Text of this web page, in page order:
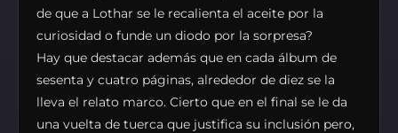
de que a Lothar se le recalienta el aceite por la
curiosidad o funde un diodo por la sorpresa?
Hay que destacar además que en cada álbum de
sesenta y cuatro páginas, alrededor de diez se la
lleva el relato marco. Cierto que en el final se le da
una vuelta de tuerca que justifica su inclusión pero,